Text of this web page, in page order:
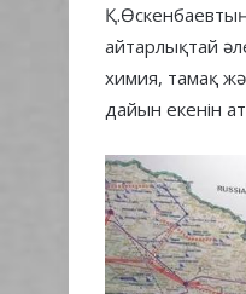
айтарлықтай
химия, тамақ
дайын екенін